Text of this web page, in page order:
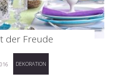
der Freude
DEKORATION